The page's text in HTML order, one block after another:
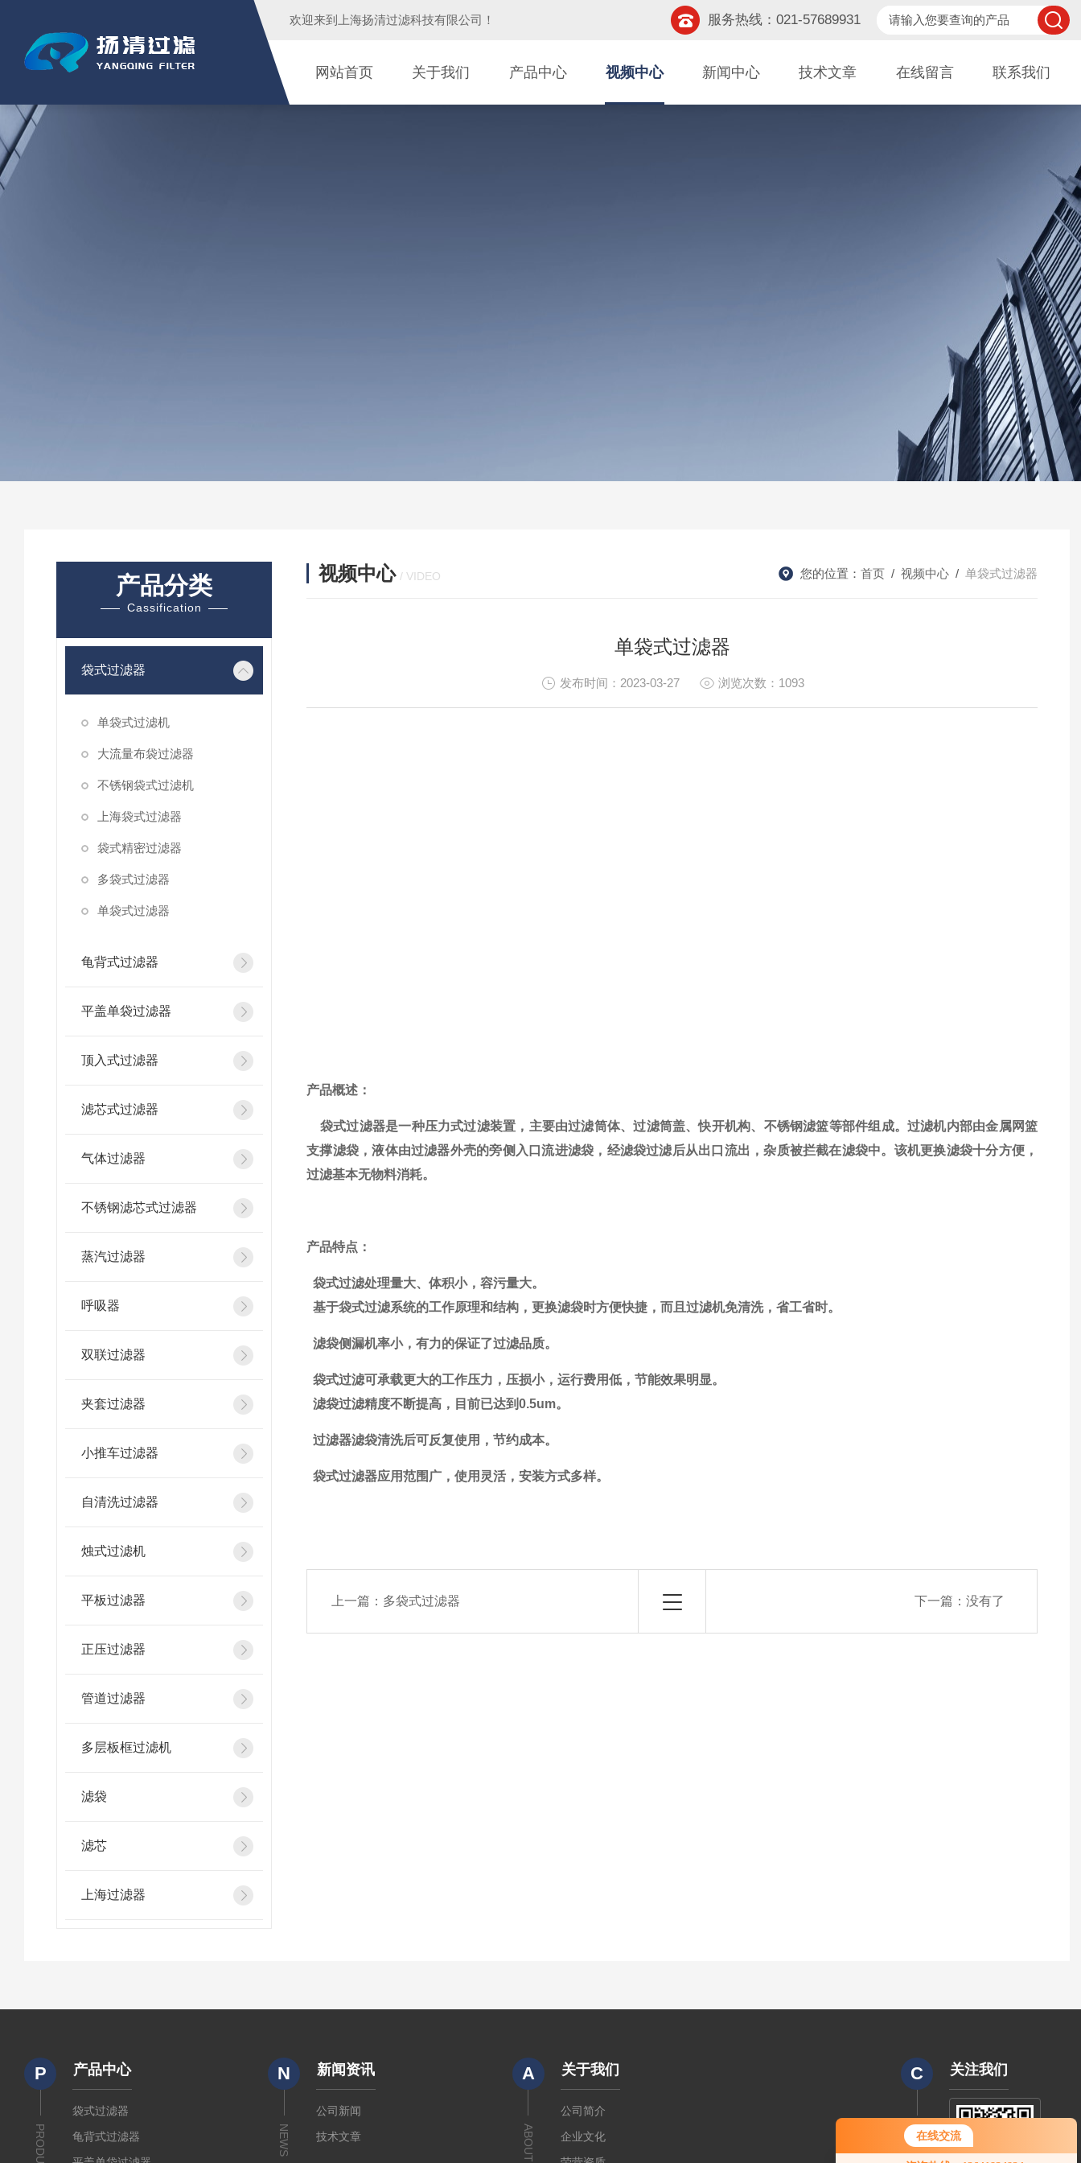
在线交流
欢迎来到 上海扬清过滤科技有限公司 ！ 服务热线：021-57689931
网站首页 关于我们 产品中心 视频中心 新闻中心 技术文章 在线留言 联系我们
产品分类
Cassification
袋式过滤器
单袋式过滤机
大流量布袋过滤器
不锈钢袋式过滤机
上海袋式过滤器
袋式精密过滤器
多袋式过滤器
单袋式过滤器
龟背式过滤器
平盖单袋过滤器
顶入式过滤器
滤芯式过滤器
气体过滤器
不锈钢滤芯式过滤器
蒸汽过滤器
呼吸器
双联过滤器
夹套过滤器
小推车过滤器
自清洗过滤器
烛式过滤机
平板过滤器
正压过滤器
管道过滤器
多层板框过滤机
滤袋
滤芯
上海过滤器
视频中心 / VIDEO 您的位置： 首页 / 视频中心 / 单袋式过滤器
单袋式过滤器
发布时间：2023-03-27 浏览次数：1093
产品概述：
袋式过滤器是一种压力式过滤装置，主要由过滤筒体、过滤筒盖、快开机构、不锈钢滤篮等部件组成。过滤机内部由金属网篮
支撑滤袋，液体由过滤器外壳的旁侧入口流进滤袋，经滤袋过滤后从出口流出，杂质被拦截在滤袋中。该机更换滤袋十分方便，
过滤基本无物料消耗。
产品特点：
袋式过滤处理量大、体积小，容污量大。
基于袋式过滤系统的工作原理和结构，更换滤袋时方便快捷，而且过滤机免清洗，省工省时。
滤袋侧漏机率小，有力的保证了过滤品质。
袋式过滤可承载更大的工作压力，压损小，运行费用低，节能效果明显。
滤袋过滤精度不断提高，目前已达到0.5um。
过滤器滤袋清洗后可反复使用，节约成本。
袋式过滤器应用范围广，使用灵活，安装方式多样。
上一篇： 多袋式过滤器 下一篇：没有了
P 产品中心
袋式过滤器
龟背式过滤器
N
NEWS
新闻资讯
公司新闻
技术文章
A 关于我们
公司简介
企业文化
C
CODE
关注我们